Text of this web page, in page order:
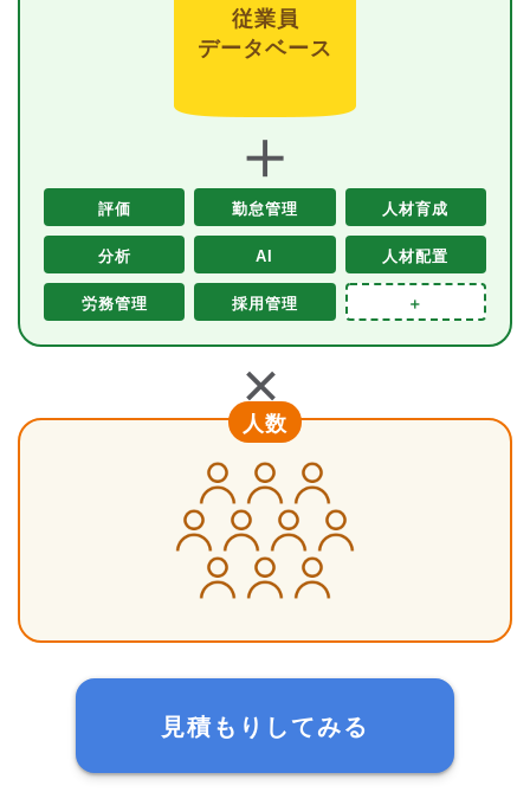
従業員
データベース
＋
評価 勤怠管理 人材育成
分析 AI 人材配置
労務管理 採用管理 ＋
＋
人数
見積もりしてみる